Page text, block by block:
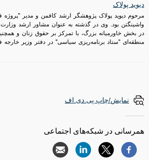
دیوید پولاک
مرحوم دیوید پولاک پژوهشگر ارشد کافمن و مدیر "پروژه
واشینگتن بود. وی در گذشته به عنوان مشاور ارشد وزارت
در بخش خاورمیانه بزرگ، با تمرکز بر حقوق زنان و
منطقه‌ای "ستاد برنامه‌ریزی سیاسی" در دفتر وزیر
نمایش/چاپ پی.دی.اف
همرسانی در شبکه‌های اجتماعی